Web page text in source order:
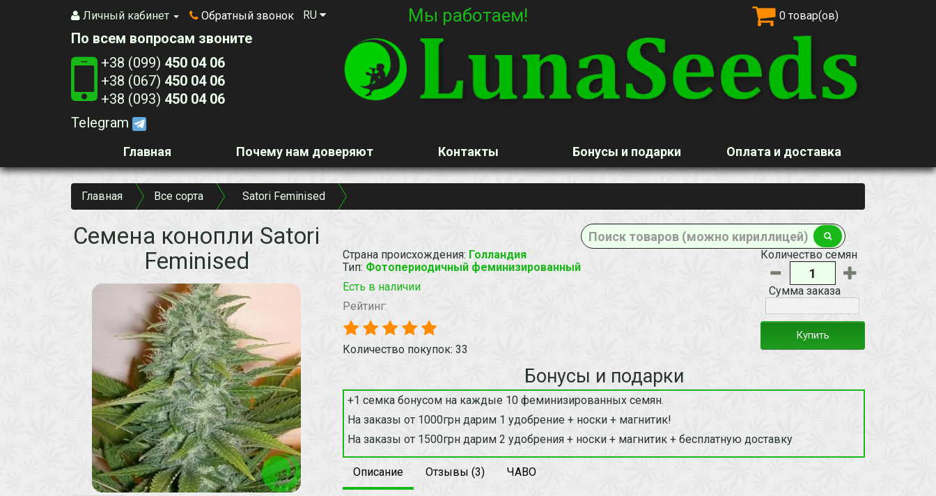
Личный кабинет Обратный звонок 0 товар(ов)
RU Мы работаем!
По всем вопросам звоните
+38 (099) 450 04 06
+38 (067) 450 04 06
+38 (093) 450 04 06
Telegram
Главная Почему нам доверяют Контакты Бонусы и подарки Оплата и доставка
Главная Все сорта Satori Feminised
Семена конопли Satori
Feminised
Страна происхождения: Голландия
Тип: Фотопериодичный феминизированный
Есть в наличии
Рейтинг:
Количество покупок: 33
Количество семян
Сумма заказа
Купить
Бонусы и подарки
+1 семка бонусом на каждые 10 феминизированных семян.
На заказы от 1000грн дарим 1 удобрение + носки + магнитик!
На заказы от 1500грн дарим 2 удобрения + носки + магнитик + бесплатную доставку
Описание Отзывы (3) ЧАВО